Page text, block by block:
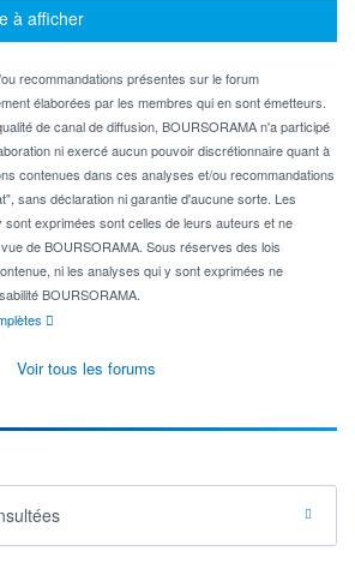
à afficher
recommandations présentes sur le forum
élaborées par les membres qui en sont émetteurs.
de canal de diffusion, BOURSORAMA n'a participé
ni exercé aucun pouvoir discrétionnaire quant à
contenues dans ces analyses et/ou recommandations
sans déclaration ni garantie d'aucune sorte. Les
sont exprimées sont celles de leurs auteurs et ne
de BOURSORAMA. Sous réserves des lois
ni les analyses qui y sont exprimées ne
BOURSORAMA.
Voir tous les forums